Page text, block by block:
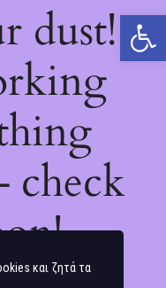
Ανοίξτε τη γραμμή εργαλείων
dust!
check
και ζητά τα